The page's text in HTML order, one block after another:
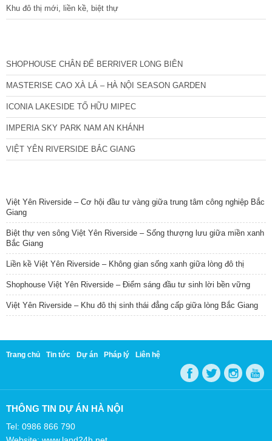
Khu đô thị mới, liền kề, biệt thự
SHOPHOUSE CHÂN ĐẾ BERRIVER LONG BIÊN
MASTERISE CAO XÀ LÁ – HÀ NỘI SEASON GARDEN
ICONIA LAKESIDE TỐ HỮU MIPEC
IMPERIA SKY PARK NAM AN KHÁNH
VIỆT YÊN RIVERSIDE BẮC GIANG
Việt Yên Riverside – Cơ hội đầu tư vàng giữa trung tâm công nghiệp Bắc
Giang
Biệt thự ven sông Việt Yên Riverside – Sống thượng lưu giữa miền xanh
Bắc Giang
Liền kề Việt Yên Riverside – Không gian sống xanh giữa lòng đô thị
Shophouse Việt Yên Riverside – Điểm sáng đầu tư sinh lời bền vững
Việt Yên Riverside – Khu đô thị sinh thái đẳng cấp giữa lòng Bắc Giang
Trang chủ Tin tức Dự án Pháp lý Liên hệ
THÔNG TIN DỰ ÁN HÀ NỘI
Tel: 0986 866 790